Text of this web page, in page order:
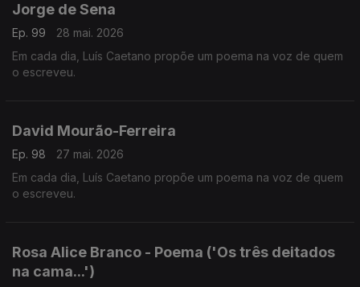
Jorge de Sena
Ep. 99
28 mai. 2026
Em cada dia, Luís Caetano propõe um poema na voz de quem
o escreveu.
David Mourão-Ferreira
Ep. 98
27 mai. 2026
Em cada dia, Luís Caetano propõe um poema na voz de quem
o escreveu.
Rosa Alice Branco - Poema ('Os três deitados
na cama...')